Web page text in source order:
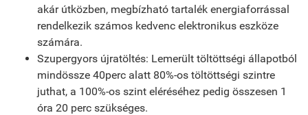
akár útközben, megbízható tartalék energiaforrással
rendelkezik számos kedvenc elektronikus eszköze
számára.
Szupergyors újratöltés: Lemerült töltöttségi állapotból
mindössze 40perc alatt 80%-os töltöttségi szintre
juthat, a 100%-os szint eléréséhez pedig összesen 1
óra 20 perc szükséges.